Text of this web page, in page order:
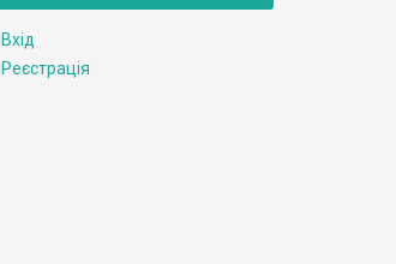
Вхід
Реєстрація